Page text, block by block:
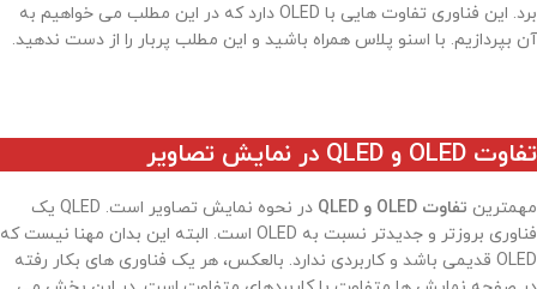
برد. این فناوری تفاوت هایی با OLED دارد که در این مطلب می خواهیم به
آن بپردازیم. با اسنو پلاس همراه باشید و این مطلب پربار را از دست ندهید.
تفاوت OLED و QLED در نمایش تصاویر
مهمترین تفاوت OLED و QLED
در نحوه نمایش تصاویر است. QLED یک
فناوری بروزتر و جدیدتر نسبت به OLED است. البته این بدان مهنا نیست که
OLED قدیمی باشد و کاربردی ندارد. بالعکس، هر یک فناوری های بکار رفته